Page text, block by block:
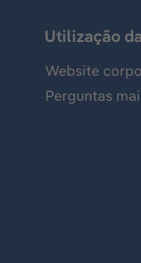
Utilização
Website
Perguntas